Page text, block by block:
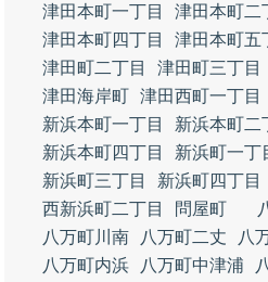
津田本町一丁目
津田本町二
津田本町四丁目
津田本町五
津田町二丁目
津田町三丁目
津田海岸町 津田西町一丁目
新浜本町一丁目
新浜本町二
新浜本町四丁目
新浜町一丁
新浜町三丁目
新浜町四丁目
西新浜町二丁目
問屋町
八万町川南
八万町二丈
八
八万町内浜
八万町中津浦